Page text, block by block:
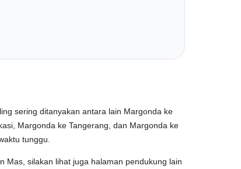
sering ditanyakan antara lain Margonda ke
Margonda ke Tangerang, dan Margonda ke
tunggu.
Mas, silakan lihat juga halaman pendukung lain